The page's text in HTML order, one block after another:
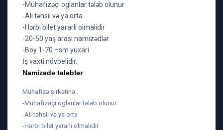
-Mühafizəçi oglanlar tələb olunur
-Ali təhsil və ya orta
-Hərbi bilet yararli olmalidir
-20-50 yaş arasi namizədlər
-Boy 1-70 –sm yuxari
İş vaxti növbelidir.
Namizədə tələblər
Mühafizə şirkətinə .
-Mühafizəçi oglanlar tələb olunur
-Ali təhsil və ya orta
-Hərbi bilet yararli olmalidir